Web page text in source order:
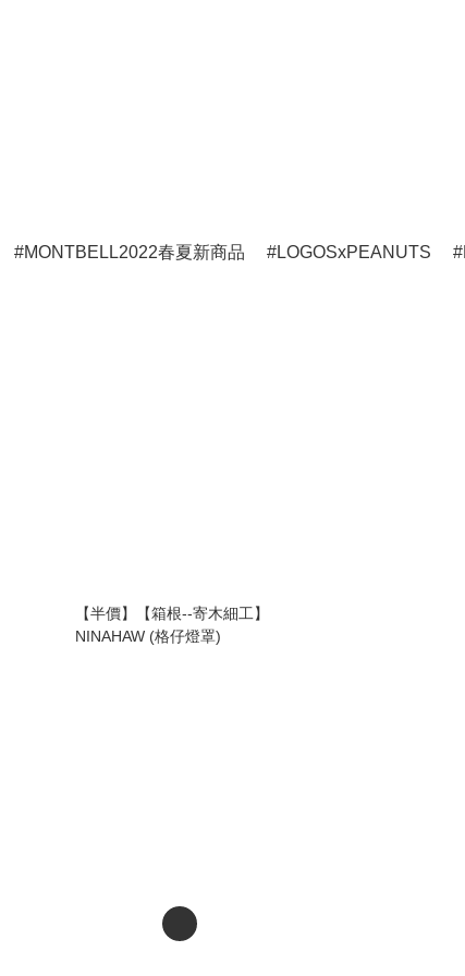
MONTBELL2022春夏新商品 LOGOSxPEANUTS
【半價】【箱根--寄木細工】
NINAHAW (格仔燈罩)